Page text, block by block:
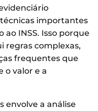
importantes
INSS. Isso porque
regras complexas,
frequentes que
valor e a
envolve a análise